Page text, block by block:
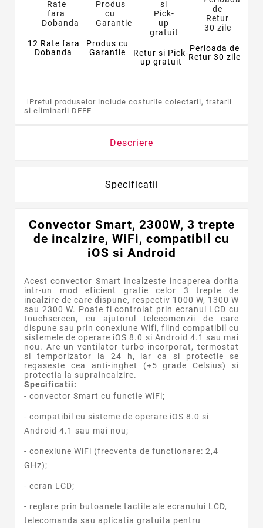
12 Rate fara
Dobanda
Produs cu
Garantie
Retur si Pick-
up gratuit
Perioada de
Retur 30 zile
Pretul produselor include costurile colectarii, tratarii
si eliminarii DEEE
Descriere
Specificatii
Convector Smart, 2300W, 3 trepte
de incalzire, WiFi, compatibil cu
iOS si Android
Acest convector Smart incalzeste incaperea dorita
intr-un mod eficient gratie celor 3 trepte de
incalzire de care dispune, respectiv 1000 W, 1300 W
sau 2300 W. Poate fi controlat prin ecranul LCD cu
touchscreen, cu ajutorul telecomenzii de care
dispune sau prin conexiune Wifi, fiind compatibil cu
sistemele de operare iOS 8.0 si Android 4.1 sau mai
nou. Are un ventilator turbo incorporat, termostat
si temporizator la 24 h, iar ca si protectie se
regaseste cea anti-inghet (+5 grade Celsius) si
protectia la supraincalzire.
Specificatii:
- convector Smart cu functie WiFi;
- compatibil cu sisteme de operare iOS 8.0 si
Android 4.1 sau mai nou;
- conexiune WiFi (frecventa de functionare: 2,4
GHz);
- ecran LCD;
- reglare prin butoanele tactile ale ecranului LCD,
telecomanda sau aplicatia gratuita pentru